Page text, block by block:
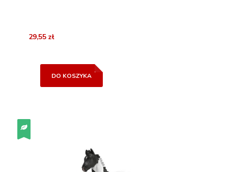
29,55 zł
DO KOSZYKA